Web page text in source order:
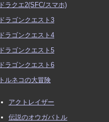
ドラクエ2(SFC/スマホ)
ドラゴンクエスト3
ドラゴンクエスト4
ドラゴンクエスト5
ドラゴンクエスト6
トルネコの大冒険
アクトレイザー
伝説のオウガバトル